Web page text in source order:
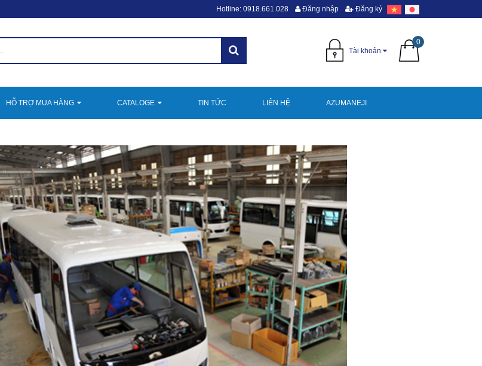
Hotline: 0918.661.028 Đăng nhập Đăng ký
Tài khoản
0
HỖ TRỢ MUA HÀNG CATALOGE TIN TỨC LIÊN HỆ AZUMANEJI